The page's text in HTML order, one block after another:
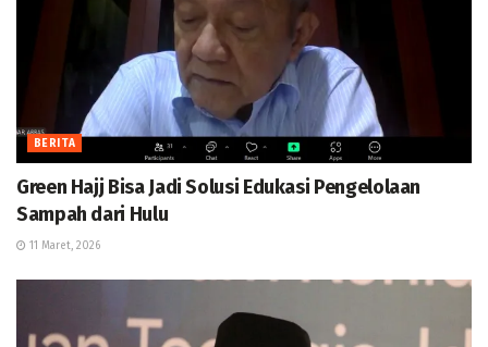
BERITA
Green Hajj Bisa Jadi Solusi Edukasi Pengelolaan
Sampah dari Hulu
11 Maret, 2026